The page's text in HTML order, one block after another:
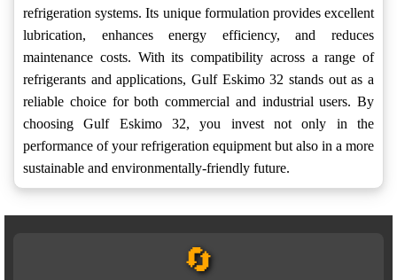
refrigeration systems. Its unique formulation provides excellent
lubrication, enhances energy efficiency, and reduces
maintenance costs. With its compatibility across a range of
refrigerants and applications, Gulf Eskimo 32 stands out as a
reliable choice for both commercial and industrial users. By
choosing Gulf Eskimo 32, you invest not only in the
performance of your refrigeration equipment but also in a more
sustainable and environmentally-friendly future.
🔄